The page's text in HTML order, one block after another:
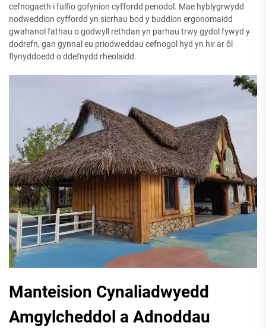
cefnogaeth i fulfio gofynion cyffordd penodol. Mae hyblygrwydd
nodweddion cyffordd yn sicrhau bod y buddion ergonomaidd
gwahanol fathau o godwyll rethdan yn parhau trwy gydol fywyd y
dodrefn, gan gynnal eu priodweddau cefnogol hyd yn hir ar ôl
flynyddoedd o ddefnydd rheolaidd.
Manteision Cynaliadwyedd
Amgylcheddol a Adnoddau